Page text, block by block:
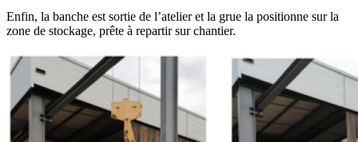
Enfin, la banche est sortie de l’atelier et la grue la positionne sur la
zone de stockage, prête à repartir sur chantier.